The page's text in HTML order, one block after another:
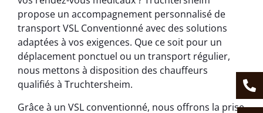
propose un accompagnement personnalisé de
transport VSL Conventionné avec des solutions
adaptées à vos exigences. Que ce soit pour un
déplacement ponctuel ou un transport régulier,
nous mettons à disposition des chauffeurs
qualifiés à Truchtersheim.
Grâce à un VSL conventionné, nous offrons la prise